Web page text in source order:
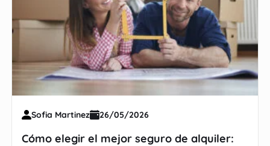
Sofia Martinez 26/05/2026
Cómo elegir el mejor seguro de alquiler: